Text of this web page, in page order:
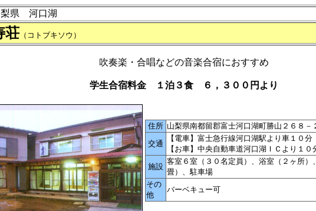
梨県 河口湖
荘 （コトブキソウ）
吹奏楽・合唱などの音楽合宿におすすめ
学生合宿料金 １泊３食 ６，３００円より
住所 山梨県南都留郡富士河口湖町勝山２６８－
交通
【電車】富士急行線河口湖駅より車１０分
【お車】中央自動車道河口湖ＩＣより１０
施設
客室６室（３０名定員）、浴室（２ヶ所）
畳）、駐車場
その
他
バーベキュー可